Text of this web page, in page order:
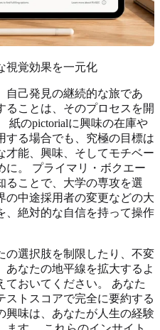
視覚効果を一元化
自己発見の継続的な旅であ
ることは、そのプロセスを開
紙のpictorialに興味の在庫や
する場合でも、究極の目標は
才能、興味、そしてモチベー
に。 プライマリ・ボクエー
ることで、大学の専攻を選
の中途採用者の変更などの大
、絶対的な自信を持って操作
の選択肢を制限したり、不変
あなたの地平線を拡大するよ
ておいてください。 あなた
ストスコアで完全に要約する
興味は、あなたが人生の経験